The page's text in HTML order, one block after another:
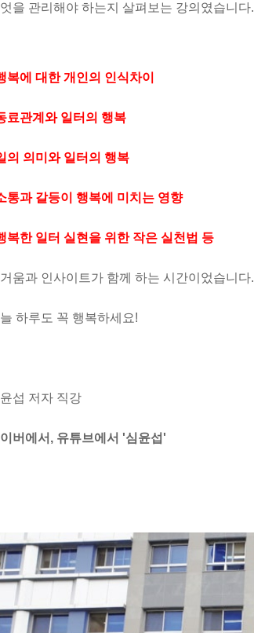
을 관리해야 하는지 살펴보는 강의였습니다.
복에 대한 개인의 인식차이
료관계와 일터의 행복
의 의미와 일터의 행복
통과 갈등이 행복에 미치는 영향
복한 일터 실현을 위한 작은 실천법 등
움과 인사이트가 함께 하는 시간이었습니다.
하루도 꼭 행복하세요!
섭 저자 직강
버에서, 유튜브에서 '심윤섭'